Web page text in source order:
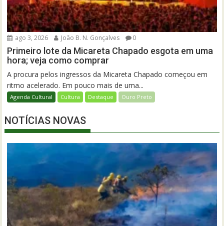
ago 3, 2026 João B. N. Gonçalves 0
Primeiro lote da Micareta Chapado esgota em uma
hora; veja como comprar
A procura pelos ingressos da Micareta Chapado começou em
ritmo acelerado. Em pouco mais de uma...
Agenda Cultural Cultura Destaque Ouro Preto
NOTÍCIAS NOVAS